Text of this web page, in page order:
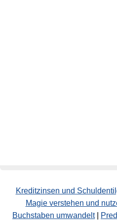
Kreditzinsen und
Magie verstehen und
Buchstaben umwandelt|